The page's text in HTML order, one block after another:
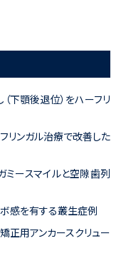
下顎後退位）をハーフリ
リンガル治療で改善した
ミースマイルと空隙歯列
感を有する叢生症例
正用アンカースクリュー